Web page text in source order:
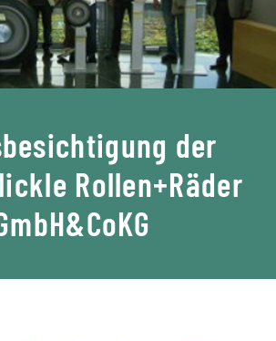
der
Rollen+Räder